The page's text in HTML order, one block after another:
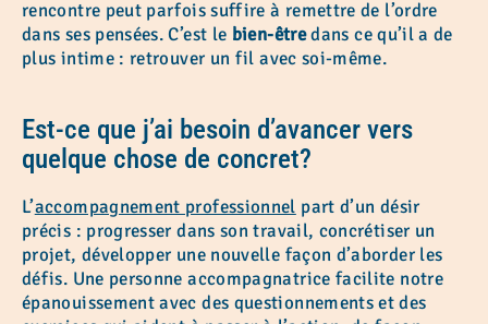
rencontre peut parfois suffire à remettre de l’ordre
dans ses pensées. C’est le bien-êtredans ce qu’il a de
plus intime : retrouver un fil avec soi-même.
Est-ce que j’ai besoin d’avancer vers
quelque chose de concret?
L’accompagnement professionnel part d’un désir
précis : progresser dans son travail, concrétiser un
projet, développer une nouvelle façon d’aborder les
défis. Une personne accompagnatrice facilite notre
épanouissement avec des questionnements et des